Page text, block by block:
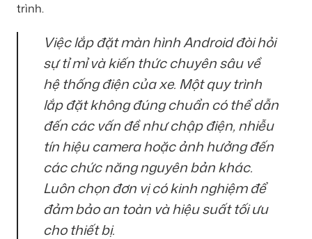
trình.
Việc lắp đặt màn hình Android đòi hỏi
sự tỉ mỉ và kiến thức chuyên sâu về
hệ thống điện của xe. Một quy trình
lắp đặt không đúng chuẩn có thể dẫn
đến các vấn đề như chập điện, nhiễu
tín hiệu camera hoặc ảnh hưởng đến
các chức năng nguyên bản khác.
Luôn chọn đơn vị có kinh nghiệm để
đảm bảo an toàn và hiệu suất tối ưu
cho thiết bị.